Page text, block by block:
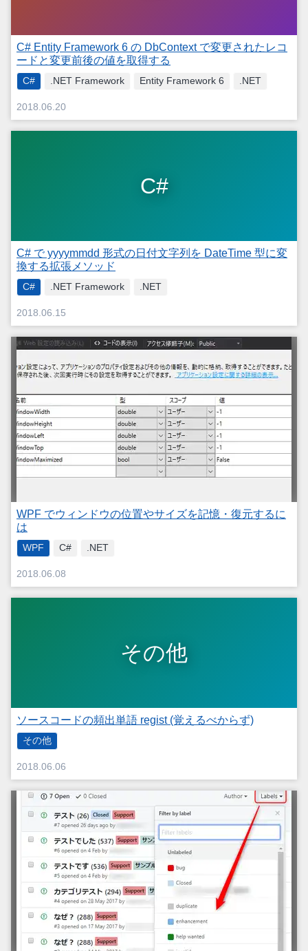
C# Entity Framework 6 の DbContext で変更されたレコ
ードと変更前後の値を取得する
C# .NET Framework Entity Framework 6 .NET
2018.06.20
C#
C# で yyyymmdd 形式の日付文字列を DateTime 型に変
換する拡張メソッド
C# .NET Framework .NET
2018.06.15
WPF でウィンドウの位置やサイズを記憶・復元するに
は
WPF C# .NET
2018.06.08
その他
ソースコードの頻出単語 regist (覚えるべからず)
その他
2018.06.06